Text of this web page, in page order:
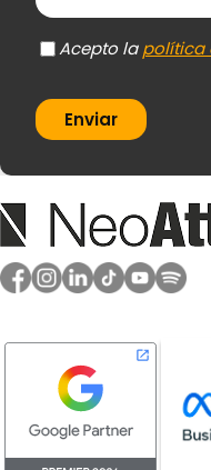
Acepto lapolítica
Enviar